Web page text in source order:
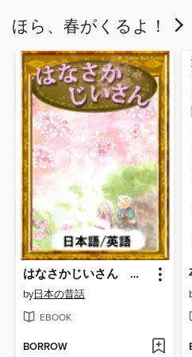
ほら、春がくるよ！
はなさかじいさん 【日本語/英語版】
by日本の昔話
EBOOK
BORROW